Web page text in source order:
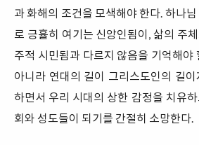
과 화해의 조건을 모색해야 한다. 하나
로 긍휼히 여기는 신앙인됨이, 삶의 주
주적 시민됨과 다르지 않음을 기억해야
아니라 연대의 길이 그리스도인의 길
하면서 우리 시대의 상한 감정을 치유
회와 성도들이 되기를 간절히 소망한다.